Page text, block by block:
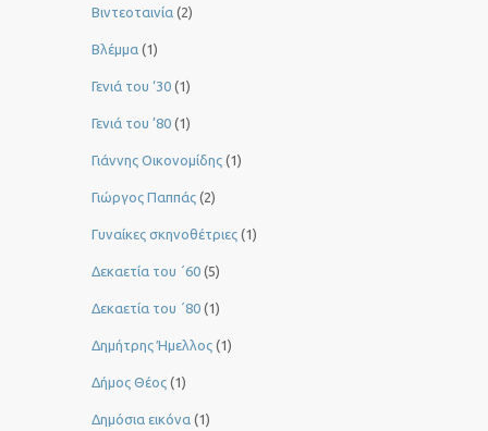
Βιντεοταινία (2)
Βλέμμα (1)
Γενιά του ‘30 (1)
Γενιά του ’80 (1)
Γιάννης Οικονομίδης (1)
Γιώργος Παππάς (2)
Γυναίκες σκηνοθέτριες (1)
Δεκαετία του ΄60 (5)
Δεκαετία του ΄80 (1)
Δημήτρης Ήμελλος (1)
Δήμος Θέος (1)
Δημόσια εικόνα (1)